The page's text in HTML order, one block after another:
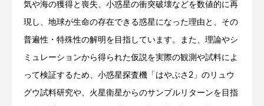
気や海の獲得と喪失、小惑星の衝突破壊などを数値的に再
現し、地球が生命の存在できる惑星になった理由と、その
普遍性・特殊性の解明を目指しています。また、理論やシ
ミュレーションから得られた仮説を実際の観測や試料によ
って検証するため、小惑星探査機「はやぶさ2」のリュウ
グウ試料研究や、火星衛星からのサンプルリターンを目指